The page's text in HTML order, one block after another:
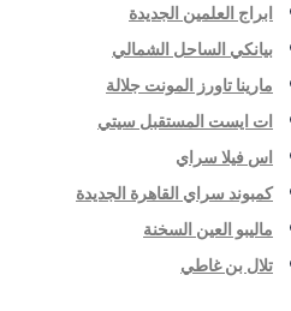
ابراج العلمين الجديدة
بيانكي الساحل الشمالي
مارينا تاورز المونت جلالة
ات ايست المستقبل سيتي
اس فيلا سراي
كمبوند سراي القاهرة الجديدة
ماليبو العين السخنة
تلال بن غاطي